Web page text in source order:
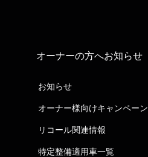
オーナーの方へお知らせ
お知らせ
オーナー様向けキャンペーン
リコール関連情報
特定整備適用車一覧